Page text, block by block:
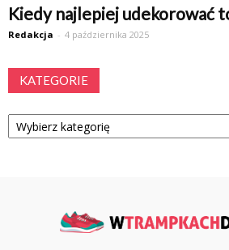
Kiedy najlepiej udekorować
Redakcja - 4 października 2025
KATEGORIE
Kategorie